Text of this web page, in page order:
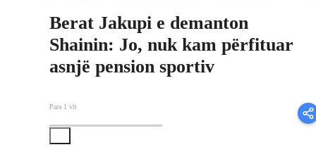
Berat Jakupi e demanton
Shainin: Jo, nuk kam përfituar
asnjë pension sportiv
Para 1 vit